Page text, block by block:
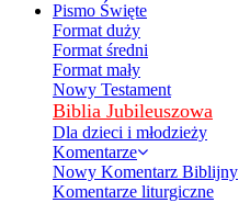
Pismo Święte
Format duży
Format średni
Format mały
Nowy Testament
Biblia Jubileuszowa
Dla dzieci i młodzieży
Komentarze
Nowy Komentarz Biblijny
Komentarze liturgiczne